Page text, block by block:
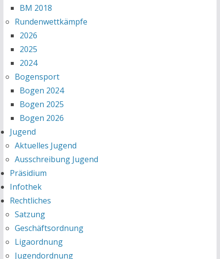
BM 2018
Rundenwettkämpfe
2026
2025
2024
Bogensport
Bogen 2024
Bogen 2025
Bogen 2026
Jugend
Aktuelles Jugend
Ausschreibung Jugend
Präsidium
Infothek
Rechtliches
Satzung
Geschäftsordnung
Ligaordnung
Jugendordnung